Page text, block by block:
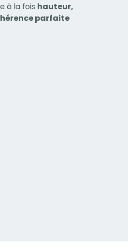
à la fois hauteur,
parfaite